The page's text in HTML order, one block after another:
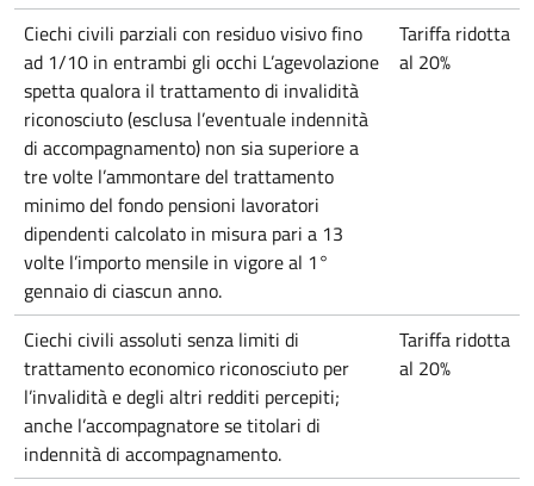
Ciechi civili parziali con residuo visivo fino
ad 1/10 in entrambi gli occhi L’agevolazione
spetta qualora il trattamento di invalidità
riconosciuto (esclusa l’eventuale indennità
di accompagnamento) non sia superiore a
tre volte l’ammontare del trattamento
minimo del fondo pensioni lavoratori
dipendenti calcolato in misura pari a 13
volte l’importo mensile in vigore al 1°
gennaio di ciascun anno.
Tariffa ridotta
al 20%
Ciechi civili assoluti senza limiti di
trattamento economico riconosciuto per
l’invalidità e degli altri redditi percepiti;
anche l’accompagnatore se titolari di
indennità di accompagnamento.
Tariffa ridotta
al 20%